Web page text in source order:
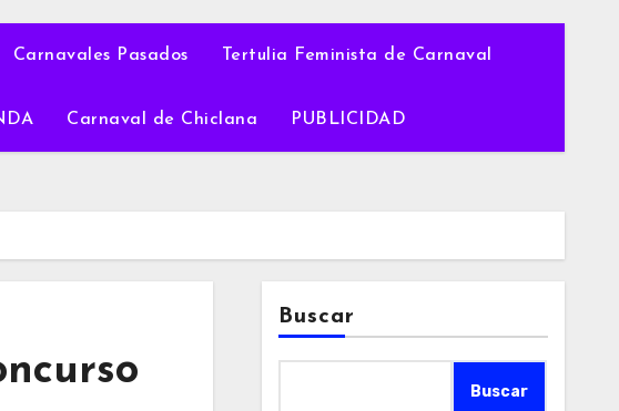
Carnavales Pasados Tertulia Feminista de Carnaval
Carnaval de Chiclana PUBLICIDAD
Buscar
Buscar